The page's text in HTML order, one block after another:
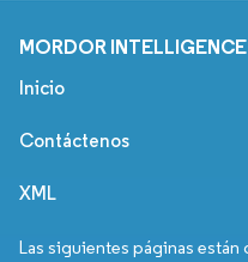
MORDOR INTELLIGENCE
Inicio
Contáctenos
XML
Las siguientes páginas